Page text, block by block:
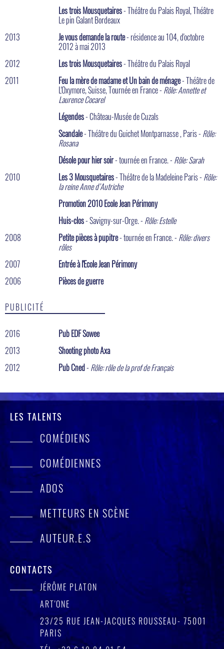
Les trois Mousquetaires- Théâtre du Palais Royal, Théâtre
Le pin Galant Bordeaux
2013
Je vous demande la route- résidence au 104, d'octobre
2012 à mai 2013
2012
Les trois Mousquetaires- Théâtre du Palais Royal
2011
Feu la mère de madame et Un bain de ménage- Théâtre de
L'Oxymore, Suisse, Tournée en France - Rôle: Annette et
Laurence Cocarel
Légendes- Château-Musée de Cuzals
Scandale- Théâtre du Guichet Montparnasse , Paris - Rôle:
Rosana
Désole pour hier soir- tournée en France. - Rôle: Sarah
2010
Les 3 Mousquetaires- Théâtre de la Madeleine Paris - Rôle:
la reine Anne d’Autriche
Promotion 2010 Ecole Jean Périmony
Huis-clos- Savigny-sur-Orge. - Rôle: Estelle
2008
Petite pièces à pupitre- tournée en France. - Rôle: divers
rôles
2007
Entrée à l'Ecole Jean Périmony
2006
Pièces de guerre
PUBLICITÉ
2016
Pub EDF Sowee
2013
Shooting photo Axa
2012
Pub Cned- Rôle: rôle de la prof de Français
LES TALENTS
COMÉDIENS
COMÉDIENNES
ADOS
METTEURS EN SCÈNE
AUTEUR.E.S
CONTACTS
JÉRÔME PLATON
ART'ONE
23/25 RUE JEAN-JACQUES ROUSSEAU- 75001
PARIS